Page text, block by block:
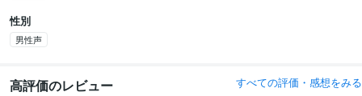
性別
男性声
高評価のレビュー すべての評価・感想をみる